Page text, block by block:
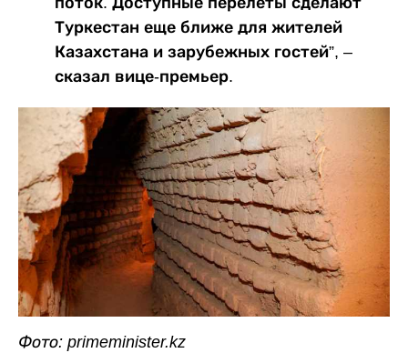
Туркестан еще ближе для жителей
Казахстана и зарубежных гостей”, –
сказал вице-премьер.
Фото: primeminister.kz